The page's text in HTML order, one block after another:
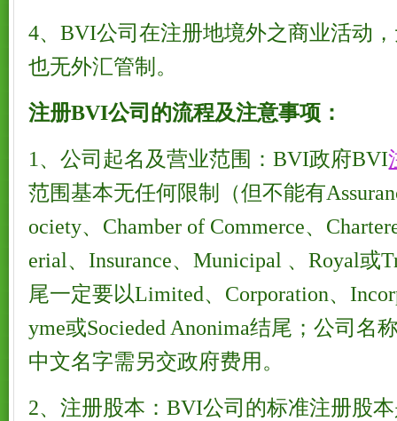
4、BVI公司在注册地境外之商业活动
也无外汇管制。
注册BVI公司的流程及注意事项：
1、公司起名及营业范围：BVI政府BVI
范围基本无任何限制（但不能有
ociety、Chamber of Commerce、
erial、Insurance、Municipal 、Royal或
尾一定要以Limited、Corporation、
yme或Socieded Anonima结尾；公司名
中文名字需另交政府费用。
2、注册股本：BVI公司的标准注册股